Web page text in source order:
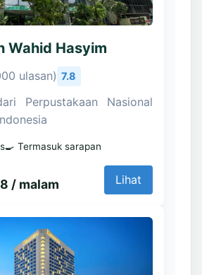
Wahid Hasyim
ulasan) 7.8
Perpustakaan Nasional
🍳 Termasuk sarapan
/ malam Lihat